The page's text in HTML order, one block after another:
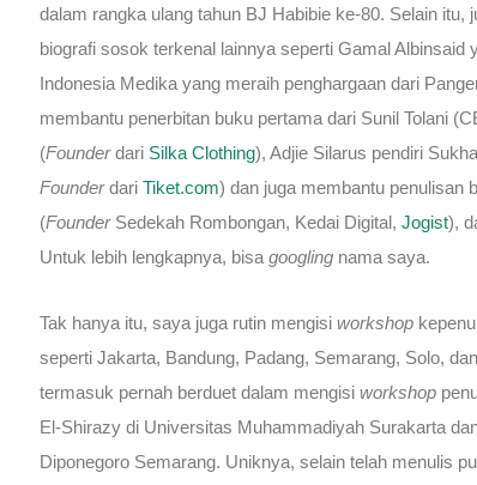
dalam rangka ulang tahun BJ Habibie ke-80. Selain itu,
biografi sosok terkenal lainnya seperti Gamal Albinsaid
Indonesia Medika yang meraih penghargaan dari
membantu penerbitan buku pertama dari Sunil Tolani
(Founderdari Silka Clothing), Adjie Silarus pendiri
Founderdari Tiket.com) dan juga membantu penulisan
(FounderSedekah Rombongan, Kedai Digital, Jogist),
Untuk lebih lengkapnya, bisa googlingnama saya.
Tak hanya itu, saya juga rutin mengisi workshop
seperti Jakarta, Bandung, Padang, Semarang, Solo,
termasuk pernah berduet dalam mengisi workshop
El-Shirazy di Universitas Muhammadiyah Surakarta
Diponegoro Semarang. Uniknya, selain telah menulis